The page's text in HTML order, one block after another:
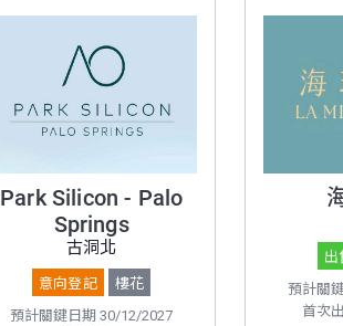
Park Silicon - Palo
Springs
古洞北
意向登記
樓花
預計關鍵日期 30/12/2027
出
預計關
首次